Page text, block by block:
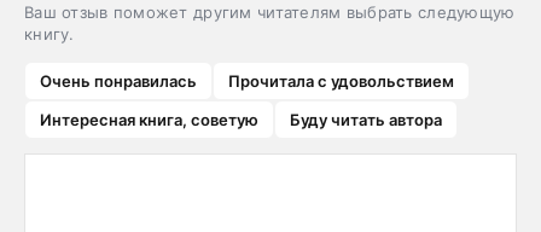
Ваш отзыв поможет другим читателям выбрать следующую
книгу.
Очень понравилась
Прочитала с удовольствием
Интересная книга, советую
Буду читать автора